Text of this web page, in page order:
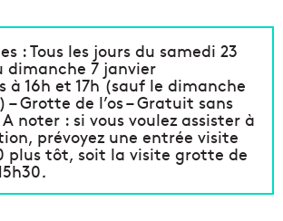
: Tous les jours du samedi 23
dimanche 7 janvier
à 16h et 17h (sauf le dimanche
– Grotte de l’os – Gratuit sans
noter : si vous voulez assister à
prévoyez une entrée visite
plus tôt, soit la visite grotte de
.